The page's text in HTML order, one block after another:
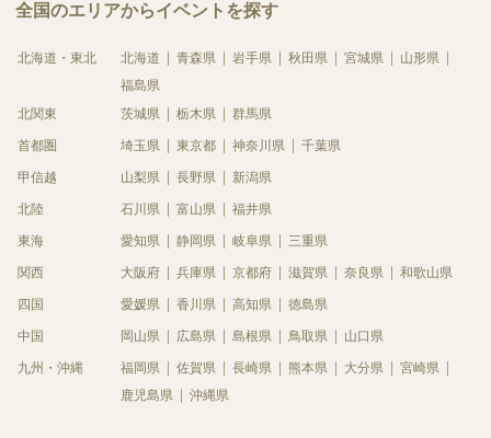
全国のエリアからイベントを探す
北海道・東北 北海道 青森県 岩手県 秋田県 宮城県
山形県
福島県
北関東
茨城県 栃木県 群馬県
首都圏 埼玉県 東京都 神奈川県 千葉県
甲信越 山梨県 長野県 新潟県
北陸 石川県 富山県 福井県
東海 愛知県 静岡県 岐阜県 三重県
関西 大阪府 兵庫県 京都府 滋賀県 奈良県 和歌山県
四国 愛媛県 香川県 高知県 徳島県
中国 岡山県 広島県 島根県 鳥取県 山口県
九州・沖縄 福岡県 佐賀県 長崎県 熊本県 大分県
宮崎県
鹿児島県
沖縄県